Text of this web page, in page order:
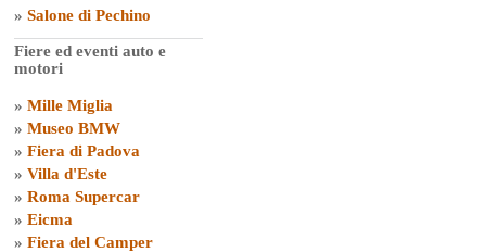
» Salone di Pechino
Fiere ed eventi auto e
motori
» Mille Miglia
» Museo BMW
» Fiera di Padova
» Villa d'Este
» Roma Supercar
» Eicma
» Fiera del Camper